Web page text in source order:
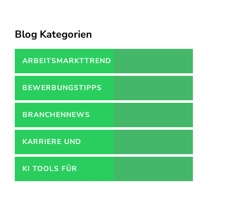
Blog Kategorien
ARBEITSMARKTTREND
BEWERBUNGSTIPPS
BRANCHENNEWS
KARRIERE UND
WEITERBILDUNGEN
KI TOOLS FÜR